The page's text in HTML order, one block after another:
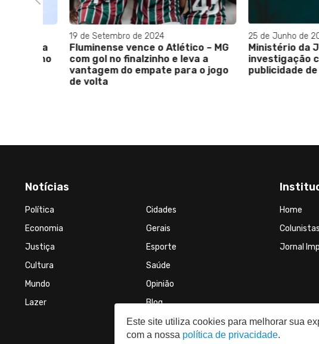
19 de Setembro de 2024
Fluminense vence o Atlético – MG
com gol no finalzinho e leva a
vantagem do empate para o jogo
de volta
25 de Junho de 2026
Ministério da
investigação
publicidade de
Notícias
Política
Cidades
Economia
Gerais
Justiça
Esporte
Cultura
Saúde
Mundo
Opinião
Lazer
Blog
Home
Colunistas
Jornal
Este site utiliza cookies para melhorar sua
com a nossa política de privacidade.